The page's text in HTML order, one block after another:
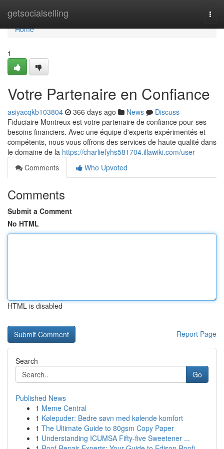
getsocialselling
Home
Home
1
Votre Partenaire en Confiance
asiyacqkb103804 366 days ago News
Discuss
Fiduciaire Montreux est votre partenaire de confiance pour ses
besoins financiers. Avec une équipe d'experts expérimentés et
compétents, nous vous offrons des services de haute qualité dans
le domaine de la https://charliefyhs581704.illawiki.com/user
Comments
Who Upvoted
Comments
Submit a Comment
No HTML
HTML is disabled
Report Page
Search
Go
Published News
1 Meme Central
1 Kølepuder: Bedre søvn med kølende komfort
1 The Ultimate Guide to 80gsm Copy Paper
1 Understanding ICUMSA Fifty-five Sweetener ...